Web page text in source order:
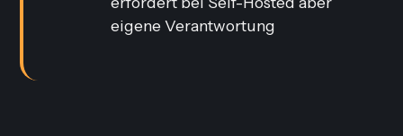
eigene Verantwortung